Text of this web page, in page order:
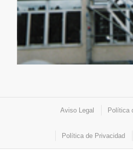
Aviso Legal Política
Política de Privacidad